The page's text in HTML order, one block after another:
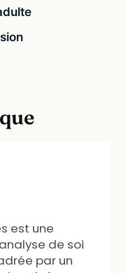
est une
de soi
par un